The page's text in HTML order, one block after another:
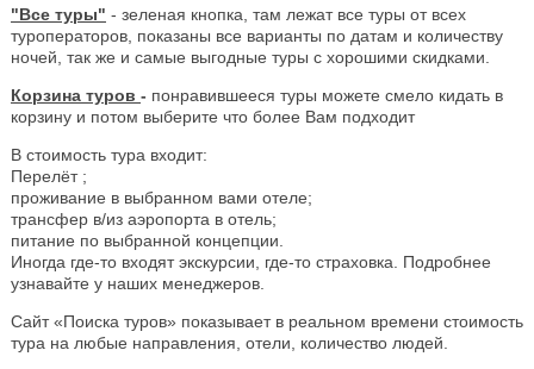
"Все туры" - зеленая кнопка, там лежат все туры от всех
туроператоров, показаны все варианты по датам и количеству
ночей, так же и самые выгодные туры с хорошими скидками.
Корзина туров - понравившееся туры можете смело кидать в
корзину и потом выберите что более Вам подходит
В стоимость тура входит:
Перелёт ;
проживание в выбранном вами отеле;
трансфер в/из аэропорта в отель;
питание по выбранной концепции.
Иногда где-то входят экскурсии, где-то страховка. Подробнее
узнавайте у наших менеджеров.
Сайт «Поиска туров» показывает в реальном времени стоимость
тура на любые направления, отели, количество людей.